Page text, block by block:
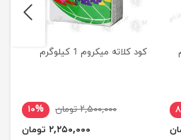
کود کلاته میکروم 1 کیلوگرم
۲,۵۰۰,۰۰۰ تومان
۱۰%
۲,۲۵۰,۰۰۰ تومان